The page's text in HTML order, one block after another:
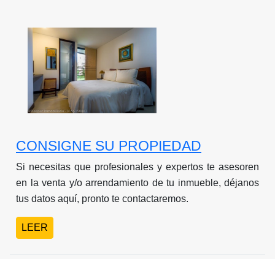
CONSIGNE SU PROPIEDAD
Si necesitas que profesionales y expertos te asesoren
en la venta y/o arrendamiento de tu inmueble, déjanos
tus datos aquí, pronto te contactaremos.
LEER